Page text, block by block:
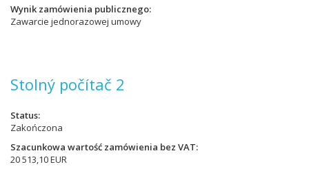
Wynik zamówienia publicznego
Zawarcie jednorazowej umowy
Stolný počítač 2
Status
Zakończona
Szacunkowa wartość zamówienia bez VAT
20 513,10 EUR